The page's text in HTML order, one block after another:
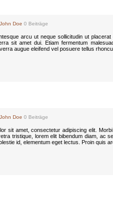
Doe 0 Beiträge
arcu ut neque sollicitudin ut
sit amet dui. Etiam fermentum
augue eleifend vel posuere tellus
Doe 0 Beiträge
sit amet, consectetur adipiscing elit.
tristique, lorem elit bibendum diam, ac
id, elementum eget lectus. Proin quis